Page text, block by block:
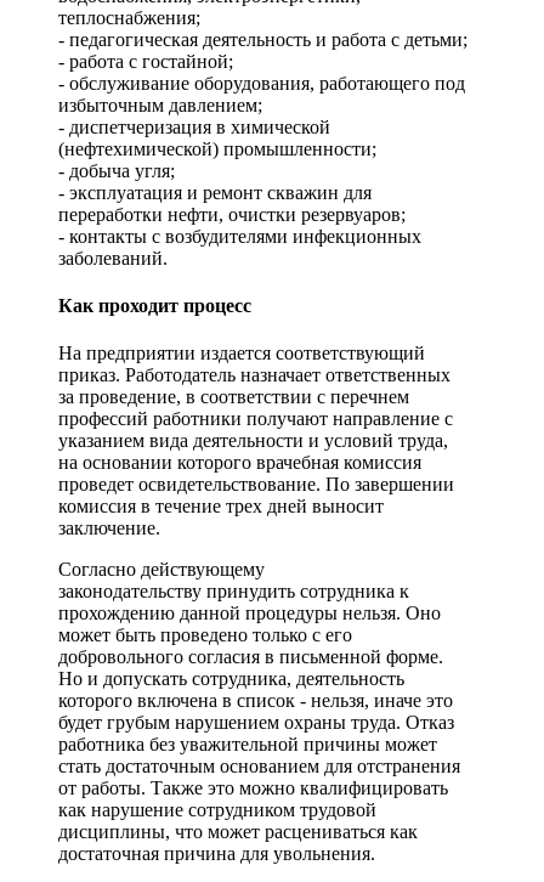
теплоснабжения;
- педагогическая деятельность и работа с детьми;
- работа с гостайной;
- обслуживание оборудования, работающего под
избыточным давлением;
- диспетчеризация в химической
(нефтехимической) промышленности;
- добыча угля;
- эксплуатация и ремонт скважин для
переработки нефти, очистки резервуаров;
- контакты с возбудителями инфекционных
заболеваний.
Как проходит процесс
На предприятии издается соответствующий
приказ. Работодатель назначает ответственных
за проведение, в соответствии с перечнем
профессий работники получают направление с
указанием вида деятельности и условий труда,
на основании которого врачебная комиссия
проведет освидетельствование. По завершении
комиссия в течение трех дней выносит
заключение.
Согласно действующему
законодательству принудить сотрудника к
прохождению данной процедуры нельзя. Оно
может быть проведено только с его
добровольного согласия в письменной форме.
Но и допускать сотрудника, деятельность
которого включена в список - нельзя, иначе это
будет грубым нарушением охраны труда. Отказ
работника без уважительной причины может
стать достаточным основанием для отстранения
от работы. Также это можно квалифицировать
как нарушение сотрудником трудовой
дисциплины, что может расцениваться как
достаточная причина для увольнения.